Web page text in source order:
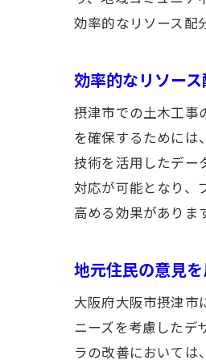
効率的なリソース配
効率的なリソー
摂津市での土木工事
を確保するためには
技術を活用したデー
対応が可能となり、
高める効果がありま
地元住民の意見
大阪府大阪市摂津市
ニーズを考慮したデ
ラの改善においては